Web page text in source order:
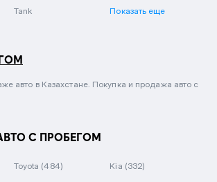
Tank Показать еще
авто в Казахстане. Покупка и продажа авто с
С ПРОБЕГОМ
Toyota (484) Kia (332)